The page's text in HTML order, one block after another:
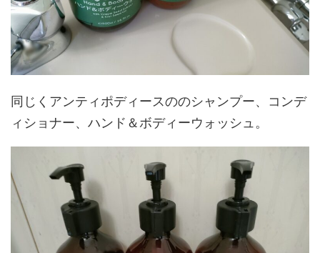
同じくアンティポディースののシャンプー、コンデ
ィショナー、ハンド＆ボディーウォッシュ。